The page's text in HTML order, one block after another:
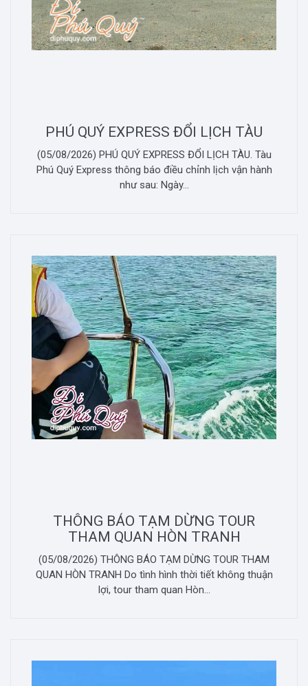
PHÚ QUÝ EXPRESS ĐỔI LỊCH TÀU
(05/08/2026) PHÚ QUÝ EXPRESS ĐỔI LỊCH TÀU. Tàu
Phú Quý Express thông báo điều chỉnh lịch vận hành
như sau: Ngày...
THÔNG BÁO TẠM DỪNG TOUR
THAM QUAN HÒN TRANH
(05/08/2026) THÔNG BÁO TẠM DỪNG TOUR THAM
QUAN HÒN TRANH Do tình hình thời tiết không thuận
lợi, tour tham quan Hòn...